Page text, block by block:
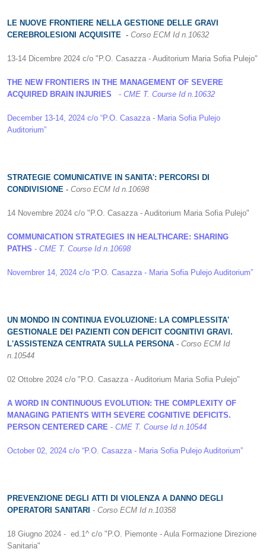
LE NUOVE FRONTIERE NELLA GESTIONE DELLE GRAVI
CEREBROLESIONI ACQUISITE - Corso ECM Id n.10632
13-14 Dicembre 2024 c/o "P.O. Casazza - Auditorium Maria Sofia Pulejo"
THE NEW FRONTIERS IN THE MANAGEMENT OF SEVERE
ACQUIRED BRAIN INJURIES
- CME T. Course Id n.10632
December 13-14, 2024 c/o “P.O. Casazza - Maria Sofia Pulejo
Auditorium”
STRATEGIE COMUNICATIVE IN SANITA': PERCORSI DI
CONDIVISIONE - Corso ECM Id n.10698
14 Novembre 2024 c/o "P.O. Casazza - Auditorium Maria Sofia Pulejo"
COMMUNICATION STRATEGIES IN HEALTHCARE: SHARING
PATHS - CME T. Course Id n.10698
Novembrer 14, 2024 c/o “P.O. Casazza - Maria Sofia Pulejo Auditorium”
UN MONDO IN CONTINUA EVOLUZIONE: LA COMPLESSITA'
GESTIONALE DEI PAZIENTI CON DEFICIT COGNITIVI GRAVI.
L'ASSISTENZA CENTRATA SULLA PERSONA - Corso ECM Id
n.10544
02 Ottobre 2024 c/o "P.O. Casazza - Auditorium Maria Sofia Pulejo"
A WORD IN CONTINUOUS EVOLUTION: THE COMPLEXITY OF
MANAGING PATIENTS WITH SEVERE COGNITIVE DEFICITS.
PERSON CENTERED CARE - CME T. Course Id n.10544
October 02, 2024 c/o “P.O. Casazza - Maria Sofia Pulejo Auditorium”
PREVENZIONE DEGLI ATTI DI VIOLENZA A DANNO DEGLI
OPERATORI SANITARI - Corso ECM Id n.10358
18 Giugno 2024 - ed.1^ c/o "P.O. Piemonte - Aula Formazione Direzione
Sanitaria"